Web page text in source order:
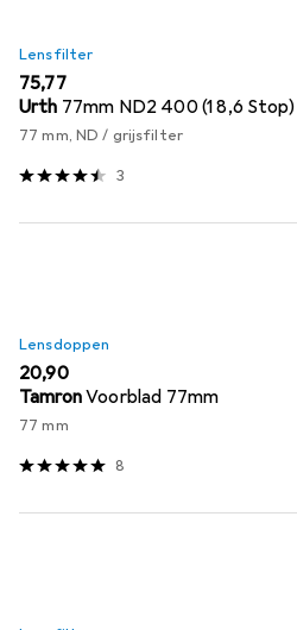
Lensfilter
EUR
75,77
Urth 77mm ND2 400 (1 8,6
77 mm, ND / grijsfilter
3
Lensdoppen
EUR
20,90
TamronVoorblad 77mm
77 mm
8